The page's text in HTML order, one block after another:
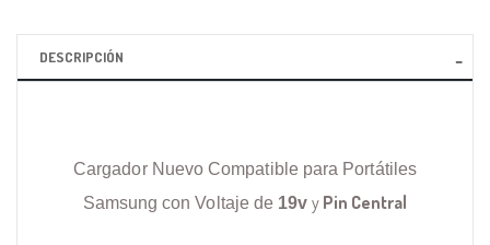
DESCRIPCIÓN
Cargador Nuevo Compatible para Portátiles
Samsung con Voltaje de 19v y Pin Central